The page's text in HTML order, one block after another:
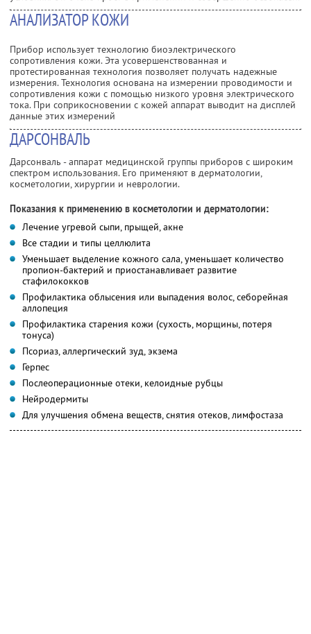
АНАЛИЗАТОР КОЖИ
Прибор использует технологию биоэлектрического
сопротивления кожи. Эта усовершенствованная и
протестированная технология позволяет получать надежные
измерения. Технология основана на измерении проводимости и
сопротивления кожи с помощью низкого уровня электрического
тока. При соприкосновении с кожей аппарат выводит на дисплей
данные этих измерений
ДАРСОНВАЛЬ
Дарсонваль - аппарат медицинской группы приборов с широким
спектром использования. Его применяют в дерматологии,
косметологии, хирургии и неврологии.
Показания к применению в косметологии и дерматологии:
Лечение угревой сыпи, прыщей, акне
Все стадии и типы целлюлита
Уменьшает выделение кожного сала, уменьшает количество
пропион-бактерий и приостанавливает развитие
стафилококков
Профилактика облысения или выпадения волос, себорейная
аллопеция
Профилактика старения кожи (сухость, морщины, потеря
тонуса)
Псориаз, аллергический зуд, экзема
Герпес
Послеоперационные отеки, келоидные рубцы
Нейродермиты
Для улучшения обмена веществ, снятия отеков, лимфостаза